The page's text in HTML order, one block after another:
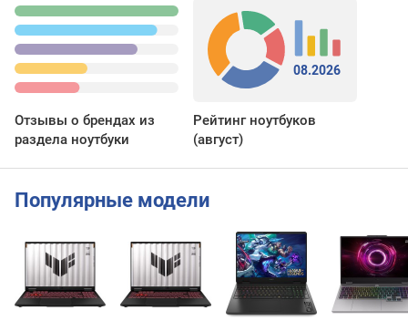
Отзывы о брендах из
раздела ноутбуки
08.2026
Рейтинг ноутбуков
(август)
Популярные модели